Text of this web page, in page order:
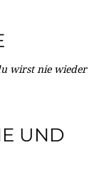
wirst nie wieder
UND